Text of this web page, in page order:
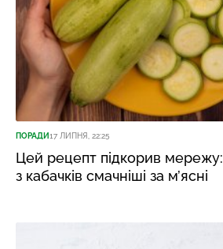
ПОРАДИ17 ЛИПНЯ, 22:25
Цей рецепт підкорив мережу:
з кабачків смачніші за м’ясні